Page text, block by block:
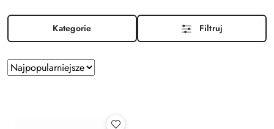
Kategorie Filtruj
Zastosowano
sortowanie:
Sortuj
według